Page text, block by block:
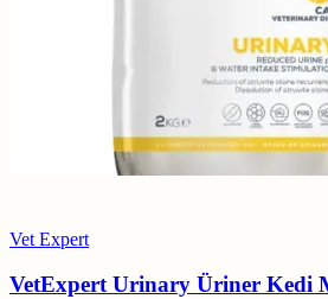
Vet Expert
VetExpert Urinary Üriner Kedi